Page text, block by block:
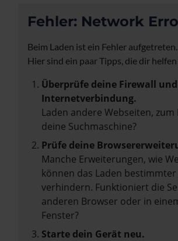
Fehler: Network
Beim Laden ist ein Fehler aufgetreten.
Hier sind ein paar Tipps, die dir
Überprüfe deine Firewall
Internetverbindung.
Laden andere Webseiten, zum
deine Suchmaschine?
Prüfe deine
Manche Erweiterungen, wie
können das Laden bestimmter
verhindern. Funktioniert die
anderen Browser oder in
Fenster?
Starte dein Gerät neu.